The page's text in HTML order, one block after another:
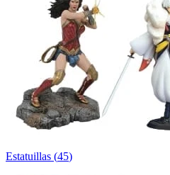
Estatuillas (45)